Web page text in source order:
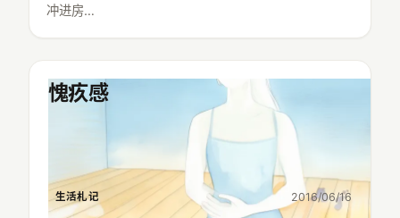
冲进房…
愧疚感
生活札记 2016/06/16